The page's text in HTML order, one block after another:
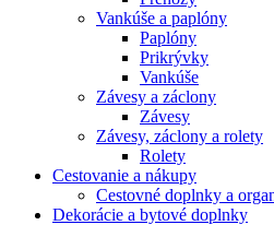
Vankúše a paplóny
Paplóny
Prikrývky
Vankúše
Závesy a záclony
Závesy
Závesy, záclony a rolety
Rolety
Cestovanie a nákupy
Cestovné doplnky a
Dekorácie a bytové doplnky